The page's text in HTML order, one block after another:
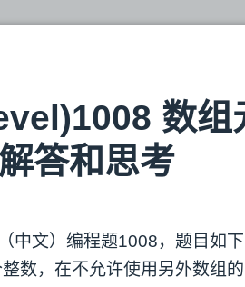
数组
答和思考
中文）编程题1008，题目如下
数，在不允许使用另外数组